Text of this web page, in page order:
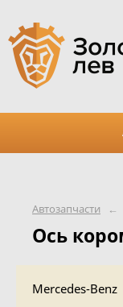
Автозапчасти ←
Ось
Mercedes-Benz